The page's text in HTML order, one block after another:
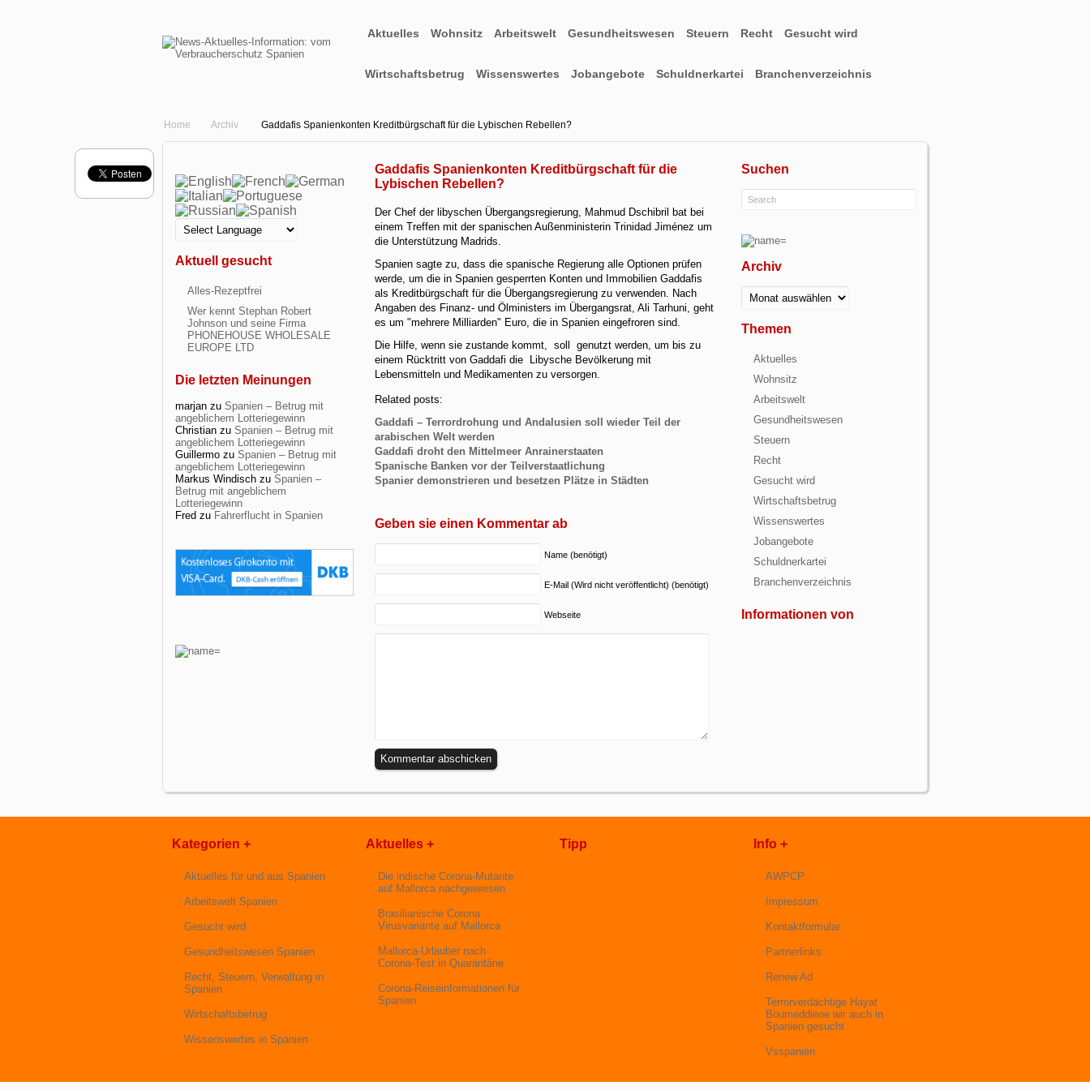
Aktuelles Wohnsitz Arbeitswelt Gesundheitswesen Steuern Recht Gesucht wird
Wirtschaftsbetrug Wissenswertes Jobangebote Schuldnerkartei Branchenverzeichnis
Home Archiv Gaddafis Spanienkonten Kreditbürgschaft für die Lybischen Rebellen?
Aktuell gesucht
Alles-Rezeptfrei
Wer kennt Stephan Robert
Johnson und seine Firma
PHONEHOUSE WHOLESALE
EUROPE LTD
Die letzten Meinungen
marjan zu Spanien – Betrug mit
angeblichem Lotteriegewinn
Christian zu Spanien – Betrug mit
angeblichem Lotteriegewinn
Guillermo zu Spanien – Betrug mit
angeblichem Lotteriegewinn
Markus Windisch zu Spanien –
Betrug mit angeblichem
Lotteriegewinn
Fred zu Fahrerflucht in Spanien
Suchen
Archiv
Archiv
Themen
Aktuelles
Wohnsitz
Arbeitswelt
Gesundheitswesen
Steuern
Recht
Gesucht wird
Wirtschaftsbetrug
Wissenswertes
Jobangebote
Schuldnerkartei
Branchenverzeichnis
Informationen von
Gaddafis Spanienkonten Kreditbürgschaft für die
Lybischen Rebellen?
Der Chef der libyschen Übergangsregierung, Mahmud Dschibril bat bei
einem Treffen mit der spanischen Außenministerin Trinidad Jiménez um
die Unterstützung Madrids.
Spanien sagte zu, dass die spanische Regierung alle Optionen prüfen
werde, um die in Spanien gesperrten Konten und Immobilien Gaddafis
als Kreditbürgschaft für die Übergangsregierung zu verwenden. Nach
Angaben des Finanz- und Ölministers im Übergangsrat, Ali Tarhuni, geht
es um "mehrere Milliarden" Euro, die in Spanien eingefroren sind.
Die Hilfe, wenn sie zustande kommt, soll genutzt werden, um bis zu
einem Rücktritt von Gaddafi die Libysche Bevölkerung mit
Lebensmitteln und Medikamenten zu versorgen.
Related posts:
Gaddafi – Terrordrohung und Andalusien soll wieder Teil der
arabischen Welt werden
Gaddafi droht den Mittelmeer Anrainerstaaten
Spanische Banken vor der Teilverstaatlichung
Spanier demonstrieren und besetzen Plätze in Städten
Geben sie einen Kommentar ab
Name (benötigt)
E-Mail (Wird nicht veröffentlicht) (benötigt)
Webseite
Kategorien +
Aktuelles für und aus Spanien
Arbeitswelt Spanien
Gesucht wird
Gesundheitswesen Spanien
Recht, Steuern, Verwaltung in
Spanien
Wirtschaftsbetrug
Wissenswertes in Spanien
Aktuelles +
Die indische Corona-Mutante
auf Mallorca nachgewiesen
Brasilianische Corona
Virusvariante auf Mallorca
Mallorca-Urlauber nach
Corona-Test in Quarantäne
Corona-Reiseinformationen für
Spanien
Tipp Info +
AWPCP
Impressum
Kontaktformular
Partnerlinks
Renew Ad
Terrorverdächtige Hayat
Boumeddiene wir auch in
Spanien gesucht
Vsspanien